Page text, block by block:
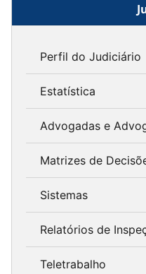
Perfil do Judiciário
Estatística
Advogadas e
Matrizes de
Sistemas
Relatórios de
Teletrabalho